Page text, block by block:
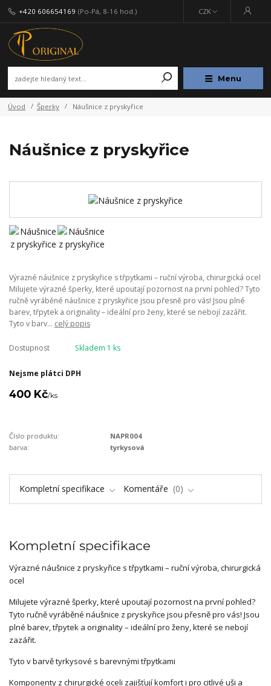
Menu
CZK
+420 606654169 (Po-Pá, 8-16 hod.)
Úvod Šperky Náušnice z pryskyřice
Náušnice z pryskyřice
Výrazné náušnice z pryskyřice s třpytkami – ruční výroba, chirurgická ocel
Milujete výrazné šperky, které upoutají pozornost na první pohled? Tyto
ručně vyráběné náušnice z pryskyřice jsou přesně pro vás! Jsou plné
barev, třpytek a originality – ideální pro ženy, které se nebojí zazářit.
Tyto v barv... celý popis
Dostupnost Skladem 1 ks
Nejsme plátci DPH
400 Kč/ks
Číslo produktu:
NAPR004
barva:
tyrkysová
Kompletní specifikace Komentáře 0
Kompletní specifikace
Výrazné náušnice z pryskyřice s třpytkami – ruční výroba, chirurgická
ocel
Milujete výrazné šperky, které upoutají pozornost na první pohled?
Tyto ručně vyráběné náušnice z pryskyřice jsou přesně pro vás! Jsou
plné barev, třpytek a originality – ideální pro ženy, které se nebojí
zazářit.
Tyto v barvě tyrkysové s barevnými třpytkami
Komponenty z chirurgické oceli zajišťují komfort i pro citlivé uši a